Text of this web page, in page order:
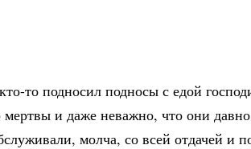
то подносил подносы с едой
и даже неважно, что они
молча, со всей отдачей и